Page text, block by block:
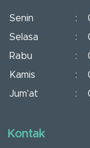
Senin :
Selasa
:
Rabu
:
Kamis
:
Jum'at
:
Kontak